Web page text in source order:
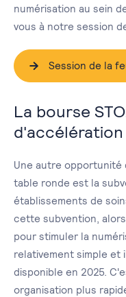
numérisation au sein
vous à notre session
Session de la
La bourse
d'accélération
Une autre opportunité
table ronde est la
établissements de
cette subvention,
pour stimuler la
relativement simple et
disponible en 2025.
organisation plus